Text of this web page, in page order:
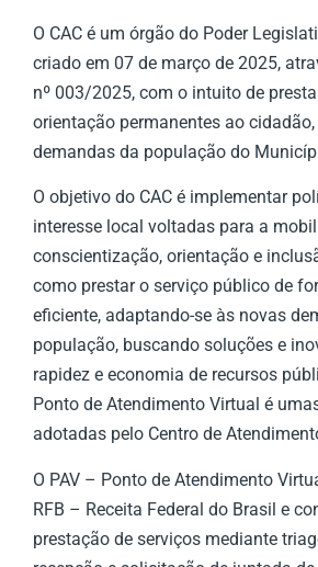
O CAC é um órgão do Poder
criado em 07 de março de 2025,
nº 003/2025, com o intuito de
orientação permanentes ao
demandas da população do
O objetivo do CAC é implementar
interesse local voltadas para a
conscientização, orientação e
como prestar o serviço público de
eficiente, adaptando-se às novas
população, buscando soluções e
rapidez e economia de recursos
Ponto de Atendimento Virtual é
adotadas pelo Centro de
O PAV – Ponto de Atendimento
RFB – Receita Federal do Brasil e
prestação de serviços mediante